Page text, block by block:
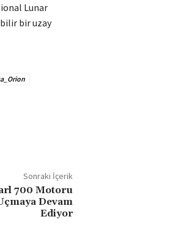
Lunar
bir uzay
Sonraki İçerik
700 Motoru
Devam
Ediyor